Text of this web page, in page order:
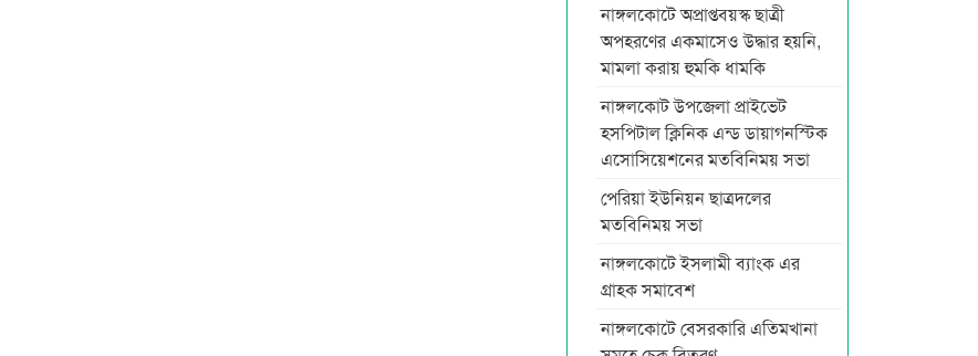
নাঙ্গলকোটে অপ্রাপ্তবয়স্ক ছাত্রী
অপহরণের একমাসেও উদ্ধার হয়নি,
মামলা করায় হুমকি ধামকি
নাঙ্গলকোট উপজেলা প্রাইভেট
হসপিটাল ক্লিনিক এন্ড ডায়াগনস্টিক
এসোসিয়েশনের মতবিনিময় সভা
পেরিয়া ইউনিয়ন ছাত্রদলের
মতবিনিময় সভা
নাঙ্গলকোটে ইসলামী ব্যাংক এর
গ্রাহক সমাবেশ
নাঙ্গলকোটে বেসরকারি এতিমখানা